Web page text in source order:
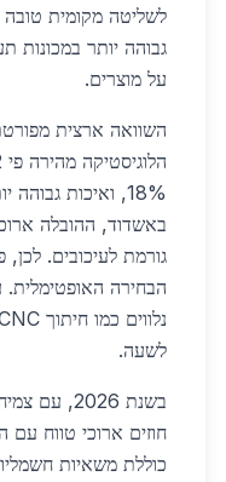
לשליטה מקומית טובה
על מוצרים.
השוואה ארצית
18%, ואיכות
באשדוד, ההובלה
גורמת לעיכובים.
הבחירה האופטימלית.
לשעה.
בשנת